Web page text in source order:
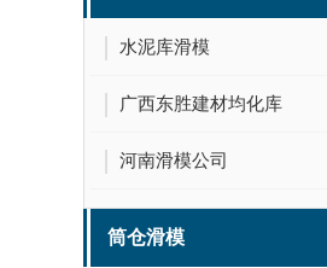
水泥库滑模
广西东胜建材均化库
河南滑模公司
筒仓滑模